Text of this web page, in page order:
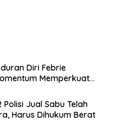
Diri Febrie
Memperkuat
Polisi Jual Sabu Telah
Harus Dihukum Berat